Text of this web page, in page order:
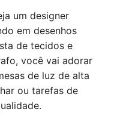
um designer
em desenhos
de tecidos e
você vai adorar
de luz de alta
ou tarefas de